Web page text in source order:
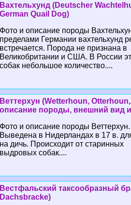
Вахтельхунд (Deutscher
German Quail Dog)
Фото и описание породы
пределами Германии вахтельхунд
встречается. Порода не признана в
Великобритании и США. В России
собак небольшое количество....
Веттерхун (Wetterhoun,
описание породы, внешний вид
Фото и описание породы Веттерхун.
Выведена в Нидерландах в 17 в.
на дичь. Происходит от старинных
выдровых собак....
Вестфальский таксообразный
Dachsbracke)